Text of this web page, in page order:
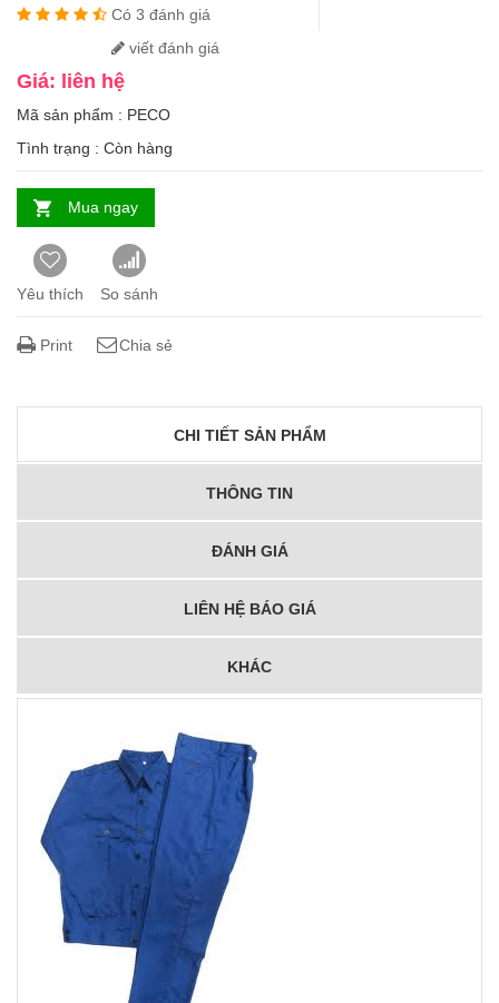
Có 3 đánh giá
viết đánh giá
Giá: liên hệ
Mã sản phẩm : PECO
Tình trạng : Còn hàng
Mua ngay
Yêu thích So sánh
Print Chia sẻ
CHI TIẾT SẢN PHẨM
THÔNG TIN
ĐÁNH GIÁ
LIÊN HỆ BÁO GIÁ
KHÁC